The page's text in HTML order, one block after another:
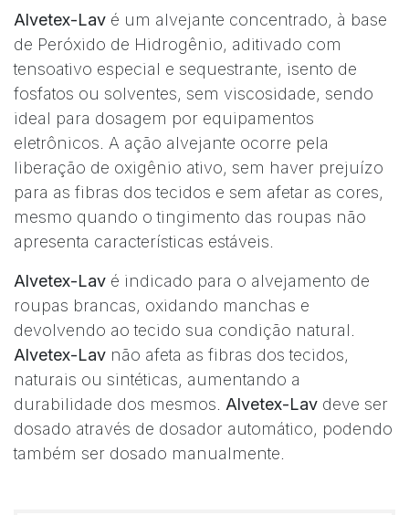
Alvetex-Lav é um alvejante concentrado, à base
de Peróxido de Hidrogênio, aditivado com
tensoativo especial e sequestrante, isento de
fosfatos ou solventes, sem viscosidade, sendo
ideal para dosagem por equipamentos
eletrônicos. A ação alvejante ocorre pela
liberação de oxigênio ativo, sem haver prejuízo
para as fibras dos tecidos e sem afetar as cores,
mesmo quando o tingimento das roupas não
apresenta características estáveis.
Alvetex-Lav é indicado para o alvejamento de
roupas brancas, oxidando manchas e
devolvendo ao tecido sua condição natural.
Alvetex-Lav não afeta as fibras dos tecidos,
naturais ou sintéticas, aumentando a
durabilidade dos mesmos. Alvetex-Lav deve ser
dosado através de dosador automático, podendo
também ser dosado manualmente.